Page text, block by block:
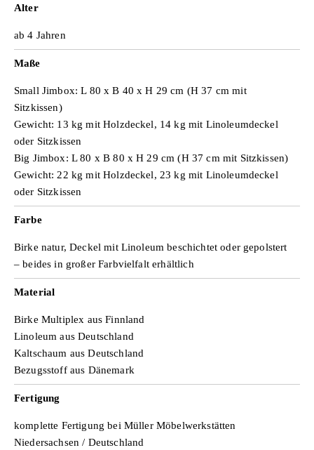
Alter
ab 4 Jahren
Maße
Small Jimbox: L 80 x B 40 x H 29 cm (H 37 cm mit
Sitzkissen)
Gewicht: 13 kg mit Holzdeckel, 14 kg mit Linoleumdeckel
oder Sitzkissen
Big Jimbox: L 80 x B 80 x H 29 cm (H 37 cm mit Sitzkissen)
Gewicht: 22 kg mit Holzdeckel, 23 kg mit Linoleumdeckel
oder Sitzkissen
Farbe
Birke natur, Deckel mit Linoleum beschichtet oder gepolstert
– beides in großer Farbvielfalt erhältlich
Material
Birke Multiplex aus Finnland
Linoleum aus Deutschland
Kaltschaum aus Deutschland
Bezugsstoff aus Dänemark
Fertigung
komplette Fertigung bei Müller Möbelwerkstätten
Niedersachsen / Deutschland